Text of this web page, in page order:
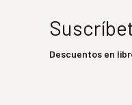
Descuentos en